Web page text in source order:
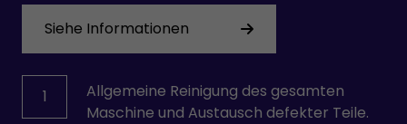
Siehe Informationen
1
Allgemeine Reinigung des gesamten
Maschine und Austausch defekter Teile.